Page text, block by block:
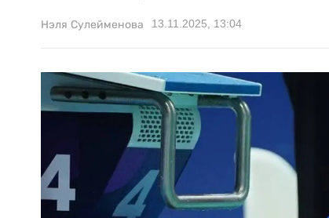
Нэля Сулейменова 13.11.2025, 13:04